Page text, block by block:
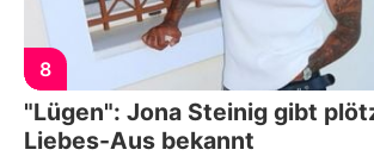
8
"Lügen": Jona Steinig gibt
Liebes-Aus bekannt